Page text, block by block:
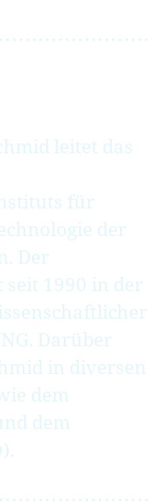
leitet das
für
der
Der
1990 in der
Darüber
in diversen
dem
dem